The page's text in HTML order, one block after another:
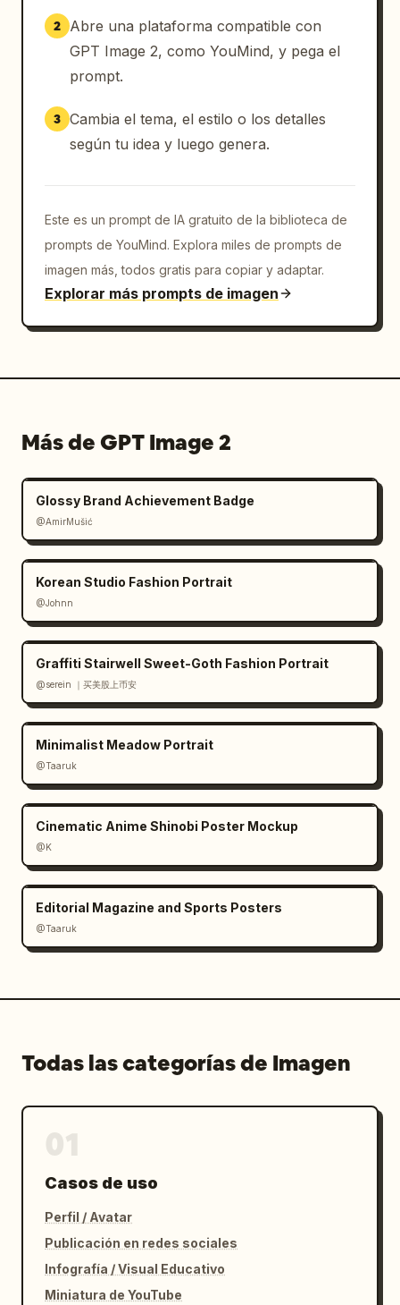
blanco"},"composition":"Crea un banner de
ventas denso para un parque de atracciones
japonés con la imagen de la montaña rusa
titular de ventas dominando la mitad
izquierda. Usa líneas de energía diagonales,
cintas superpuestas, jerarquía fuerte y
parte superior derecha, un titular en cinta
roja en la parte superior, un titular
promocional central de gran tamaño, una tira
de beneficios de tres columnas blanca, una
llamada a la acción roja inferior. Añade
で","headline_line_3":" 売上UP!
","subheadline":"来園者満足度UPでリピーター増
加!","benefit_1":"待ち時間を 大幅カッ
ト!","benefit_1_sub":"スムーズにアトラクション体
験","benefit_2":"満足度UPで リピーター増
加!","benefit_2_sub":"口コミ・SNSでも話題
に","benefit_3":"単価UP・売上UPに 貢
献!","benefit_3_sub":"収益性の向上をサポー
ト","achievement_1":"導入施設 増加
中!","achievement_2":"利用者満足度 95%以上!
べ","achievement_3":"カンタン導入 最短1週
間!","bottom_left":"今すぐチェッ
東急Qシートで あなたの施設の売上を最大化!
2
Abre una plataforma compatible con
GPT Image 2, como YouMind, y pega el
prompt.
3 Cambia el tema, el estilo o los detalles
según tu idea y luego genera.
Este es un prompt de IA gratuito de la biblioteca de
prompts de YouMind. Explora miles de prompts de
imagen más, todos gratis para copiar y adaptar.
Explorar más prompts de imagen
Más de GPT Image 2
Glossy Brand Achievement Badge
@AmirMušić
Korean Studio Fashion Portrait
@Johnn
Graffiti Stairwell Sweet-Goth Fashion Portrait
@serein ｜买美股上币安
Minimalist Meadow Portrait
@Taaruk
Cinematic Anime Shinobi Poster Mockup
@K
Editorial Magazine and Sports Posters
@Taaruk
Todas las categorías de Imagen
Casos de uso
Perfil / Avatar
Publicación en redes sociales
Infografía / Visual Educativo
Miniatura de YouTube